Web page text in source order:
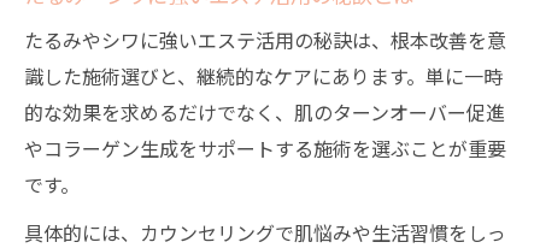
たるみやシワに強いエステ活用の秘訣は、根本改善を意
識した施術選びと、継続的なケアにあります。単に一時
的な効果を求めるだけでなく、肌のターンオーバー促進
やコラーゲン生成をサポートする施術を選ぶことが重要
です。
具体的には、カウンセリングで肌悩みや生活習慣をしっ